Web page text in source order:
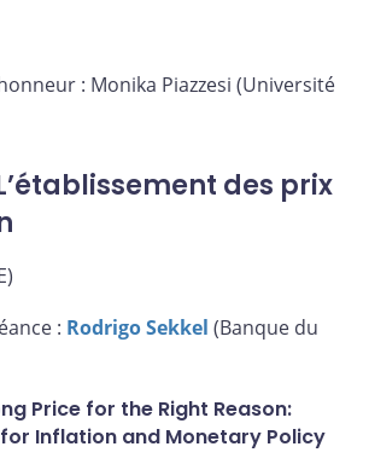
: Monika Piazzesi (Université
des prix
: Rodrigo Sekkel (Banque du
Price for the Right Reason:
Inflation and Monetary Policy